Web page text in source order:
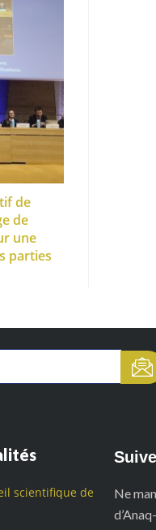
de
de
une
parties
scientifique de
Ne